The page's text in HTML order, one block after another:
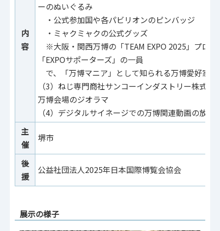
内
容
ーのぬいぐるみ
・公式参加国や各パビリオンのピンバッジ
・ミャクミャクの公式グッズ
※大阪・関西万博の「TEAM EXPO 2025」プロ
「EXPOサポーターズ」の一員
で、「万博マニア」として知られる万博愛好
（3）ねじ専門商社サンコーインダストリー株式
万博会場のジオラマ
（4）デジタルサイネージでの万博関連動画の放映
主
催
堺市
後
援
公益社団法人2025年日本国際博覧会協会
展示の様子